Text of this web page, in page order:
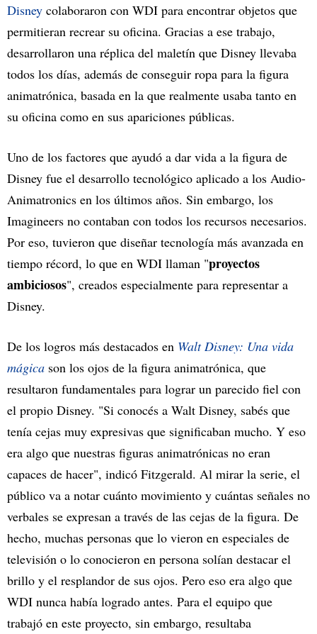
Disney colaboraron con WDI para encontrar objetos que
permitieran recrear su oficina. Gracias a ese trabajo,
desarrollaron una réplica del maletín que Disney llevaba
todos los días, además de conseguir ropa para la figura
animatrónica, basada en la que realmente usaba tanto en
su oficina como en sus apariciones públicas.
Uno de los factores que ayudó a dar vida a la figura de
Disney fue el desarrollo tecnológico aplicado a los Audio-
Animatronics en los últimos años. Sin embargo, los
Imagineers no contaban con todos los recursos necesarios.
Por eso, tuvieron que diseñar tecnología más avanzada en
tiempo récord, lo que en WDI llaman "proyectos
ambiciosos", creados especialmente para representar a
Disney.
De los logros más destacados en Walt Disney: Una vida
mágica son los ojos de la figura animatrónica, que
resultaron fundamentales para lograr un parecido fiel con
el propio Disney. "Si conocés a Walt Disney, sabés que
tenía cejas muy expresivas que significaban mucho. Y eso
era algo que nuestras figuras animatrónicas no eran
capaces de hacer", indicó Fitzgerald. Al mirar la serie, el
público va a notar cuánto movimiento y cuántas señales no
verbales se expresan a través de las cejas de la figura. De
hecho, muchas personas que lo vieron en especiales de
televisión o lo conocieron en persona solían destacar el
brillo y el resplandor de sus ojos. Pero eso era algo que
WDI nunca había logrado antes. Para el equipo que
trabajó en este proyecto, sin embargo, resultaba